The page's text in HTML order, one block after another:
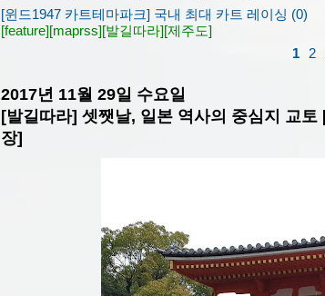
[윈드1947 카트테마파크] 국내 최대 카트 레이싱 (0)
[feature][maprss][발길따라][제주도]
1
2
2017년 11월 29일 수요일
[발길따라] 셋쨋날, 일본 역사의 중심지 교
장]